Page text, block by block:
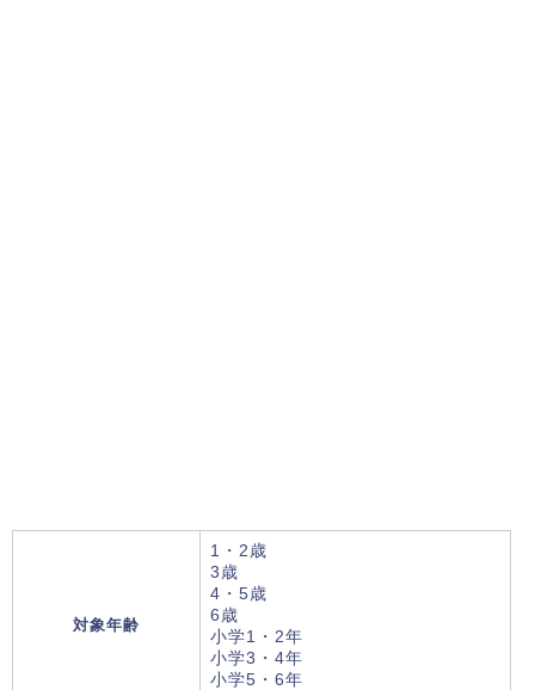
対象年齢
1・2歳
3歳
4・5歳
6歳
小学1・2年
小学3・4年
小学5・6年